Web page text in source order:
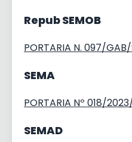
Repub SEMOB
PORTARIA N. 097/
SEMA
PORTARIA Nº 018/
SEMAD